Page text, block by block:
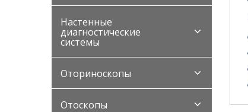
Настенные
диагностические
системы
Оториноскопы
Отоскопы